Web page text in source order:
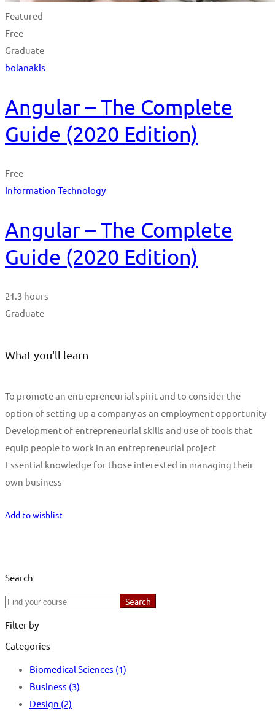
Featured
Free
Graduate
bolanakis
Angular – The Complete
Guide (2020 Edition)
Free
Information Technology
Angular – The Complete
Guide (2020 Edition)
21.3 hours
Graduate
What you'll learn
To promote an entrepreneurial spirit and to consider the
option of setting up a company as an employment opportunity
Development of entrepreneurial skills and use of tools that
equip people to work in an entrepreneurial project
Essential knowledge for those interested in managing their
own business
Add to wishlist
Search
Search
Search
Filter by
Categories
Biomedical Sciences (1)
Business (3)
Design (2)